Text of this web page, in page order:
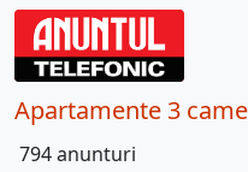
Apartamente 3
794 anunturi